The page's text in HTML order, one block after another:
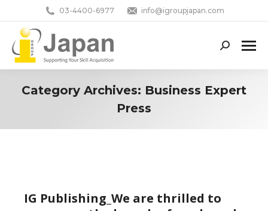
03-4400-6977 info@igroupjapan.com
Search:
Category Archives: Business Expert
Press
IG Publishing_We are thrilled to